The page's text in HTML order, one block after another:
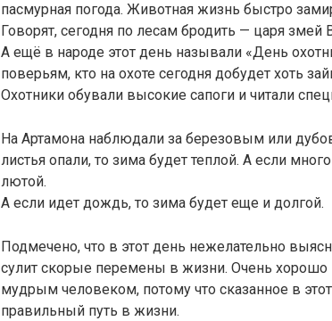
пасмурная погода. Животная жизнь быстро
Говорят, сегодня по лесам бродить — царя змей
А ещё в народе этот день называли «День
поверьям, кто на охоте сегодня добудет хоть
Охотники обували высокие сапоги и читали
На Артамона наблюдали за березовым или
листья опали, то зима будет теплой. А если
лютой.
А если идет дождь, то зима будет еще и долгой.
Подмечено, что в этот день нежелательно
сулит скорые перемены в жизни. Очень хорошо
мудрым человеком, потому что сказанное в
правильный путь в жизни.